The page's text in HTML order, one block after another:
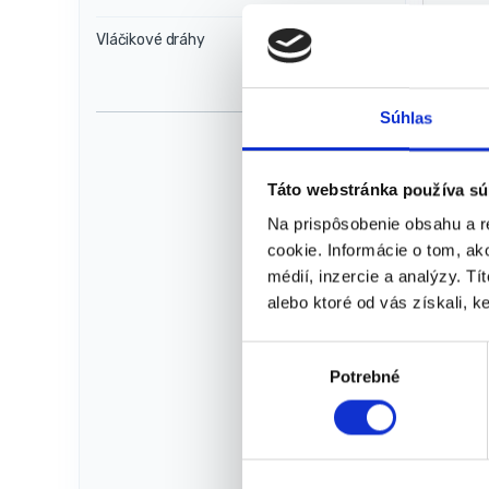
Súhlas
Táto webstránka používa
Na prispôsobenie obsahu a
cookie. Informácie o tom,
médií, inzercie a analýzy.
alebo ktoré od vás získali,
r
Potrebné
čo
Vláčikové dráhy